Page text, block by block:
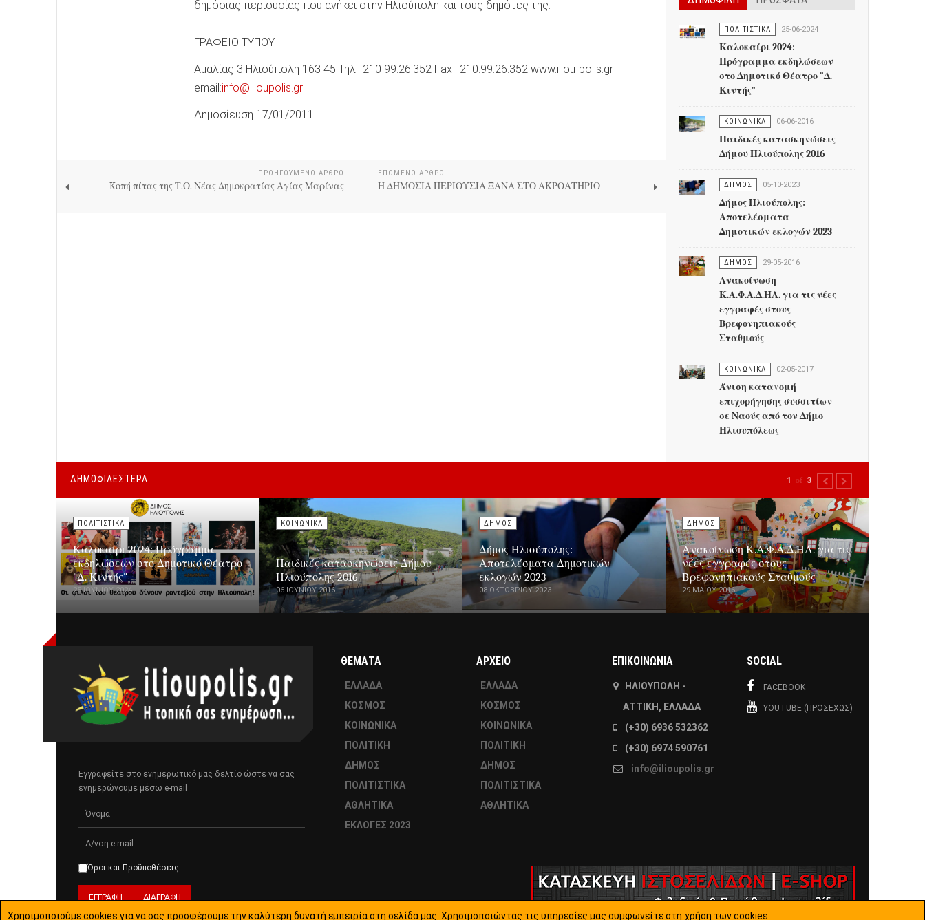
δημόσιας περιουσίας που ανήκει στην Ηλιούπολη και τους δημότες της.
ΓΡΑΦΕΙΟ ΤΥΠΟΥ
Αμαλίας 3 Ηλιούπολη 163 45 Τηλ.: 210 99.26.352 Fax : 210.99.26.352 www.iliou-polis.gr
email:info@ilioupolis.gr
Δημοσίευση 17/01/2011
ΠΡΟΗΓΟΎΜΕΝΟ ΑΡΘΡΟ
Kοπή πίτας της Τ.Ο. Νέας Δημοκρατίας Αγίας Μαρίνας
ΕΠΟΜΕΝΟ ΑΡΘΡΟ
Η ΔΗΜΟΣΙΑ ΠΕΡΙΟΥΣΙΑ ΞΑΝΑ ΣΤΟ ΑΚΡΟΑΤΗΡΙΟ
ΠΟΛΙΤΙΣΤΙΚΑ 25-06-2024
Καλοκαίρι 2024:
Πρόγραμμα εκδηλώσεων
στο Δημοτικό Θέατρο "Δ.
Κιντής"
ΚΟΙΝΩΝΙΚΑ 06-06-2016
Παιδικές κατασκηνώσεις
Δήμου Ηλιούπολης 2016
ΔΗΜΟΣ 05-10-2023
Δήμος Ηλιούπολης:
Αποτελέσματα
Δημοτικών εκλογών 2023
ΔΗΜΟΣ 29-05-2016
Ανακοίνωση
Κ.Α.Φ.Α.Δ.ΗΛ. για τις νέες
εγγραφές στους
Βρεφονηπιακούς
Σταθμούς
ΚΟΙΝΩΝΙΚΑ 02-05-2017
Άνιση κατανομή
επιχορήγησης συσσιτίων
σε Ναούς από τον Δήμο
Ηλιουπόλεως
ΔΗΜΟΦΙΛΕΣΤΕΡΑ
ΠΟΛΙΤΙΣΤΙΚΑ
Καλοκαίρι 2024: Πρόγραμμα
εκδηλώσεων στο Δημοτικό Θέατρο
"Δ. Κιντής"
25 ΙΟΥΝΊΟΥ 2024
ΚΟΙΝΩΝΙΚΑ
Παιδικές κατασκηνώσεις Δήμου
Ηλιούπολης 2016
06 ΙΟΥΝΊΟΥ 2016
ΔΗΜΟΣ
Δήμος Ηλιούπολης:
Αποτελέσματα Δημοτικών
εκλογών 2023
08 ΟΚΤΩΒΡΊΟΥ 2023
ΔΗΜΟΣ
Ανακοίνωση Κ.Α.Φ.Α.Δ.ΗΛ. για τις
νέες εγγραφές στους
Βρεφονηπιακούς Σταθμούς
29 ΜΑΪ́ΟΥ 2016
1 of 3 PREVIOUS
NEXT
Εγγραφείτε στο ενημερωτικό μας δελτίο ώστε να σας
ενημερώνουμε μέσω e-mail
Όροι και Προϋποθέσεις
ΘΕΜΑΤΑ
ΕΛΛΑΔΑ
ΚΟΣΜΟΣ
ΚΟΙΝΩΝΙΚΑ
ΠΟΛΙΤΙΚΗ
ΔΗΜΟΣ
ΠΟΛΙΤΙΣΤΙΚΑ
ΑΘΛΗΤΙΚΑ
ΕΚΛΟΓΕΣ 2023
ΑΡΧΕΙΟ
ΕΛΛΑΔΑ
ΚΟΣΜΟΣ
ΚΟΙΝΩΝΙΚΑ
ΠΟΛΙΤΙΚΗ
ΔΗΜΟΣ
ΠΟΛΙΤΙΣΤΙΚΑ
ΑΘΛΗΤΙΚΑ
ΕΠΙΚΟΙΝΩΝΙΑ
ΗΛΙΟΎΠΟΛΗ -
ΑΤΤΙΚΉ, ΕΛΛΆΔΑ
(+30) 6936 532362
(+30) 6974 590761
info@ilioupolis.gr
SOCIAL
FACEBOOK
YOUTUBE (ΠΡΟΣΕΧΏΣ)
Χρησιμοποιούμε cookies για να σας προσφέρουμε την καλύτερη δυνατή εμπειρία στη σελίδα μας. Χρησιμοποιώντας τις υπηρεσίες μας συμφωνείτε στη χρήση των cookies.